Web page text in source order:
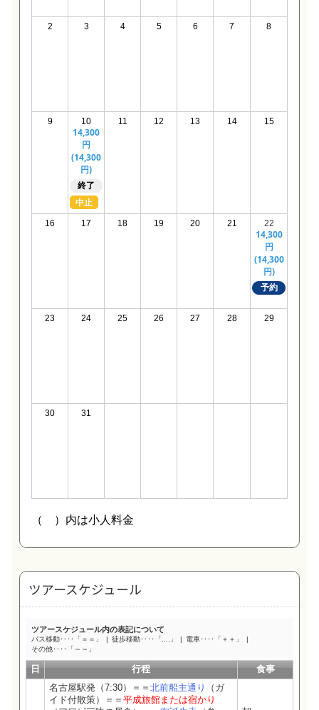
ツアースケジュール
ツアースケジュール内の表記について
バス移動‥‥「＝＝」 徒歩移動‥‥「....」
電車‥‥「＋＋」
その他‥‥「～～」
日 行程 食事
名古屋駅発（7:30）＝＝ 北前船主通り
（ガ
イド付散策）＝＝ 平成旅館または宿かり